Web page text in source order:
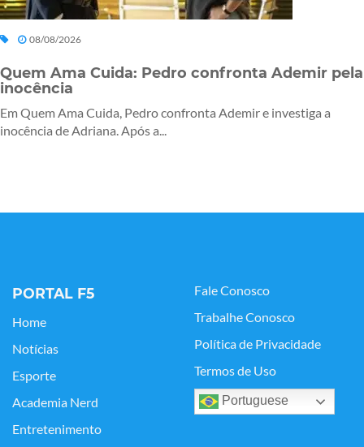
08/08/2026
Quem Ama Cuida: Pedro confronta Ademir pela
inocência
Em Quem Ama Cuida, Pedro confronta Ademir e investiga a
inocência de Adriana. Após a...
PORTAL F5
Home
Notícias
Esporte
Academia Nerd
Entretenimento
Fale Conosco
Trabalhe Conosco
Política de Privacidade
Termos de Uso
Portuguese